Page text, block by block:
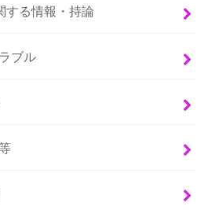
する情報・持論
ブル